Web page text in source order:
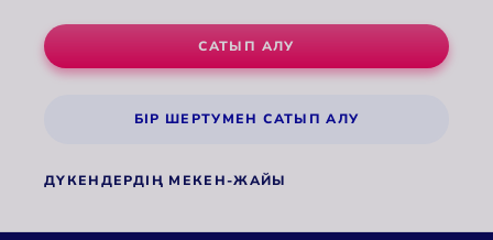
САТЫП АЛУ
БІР ШЕРТУМЕН САТЫП АЛУ
ДҮКЕНДЕРДІҢ МЕКЕН-ЖАЙЫ